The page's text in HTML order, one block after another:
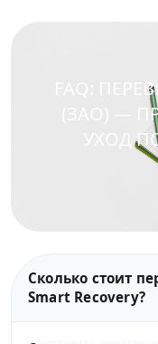
FAQ:
(ЗАО) —
УХОД
Сколько стоит
Smart Recovery?